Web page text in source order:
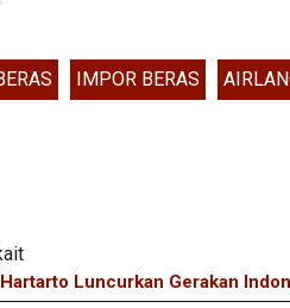
IMPOR BERAS
Luncurkan Gerakan